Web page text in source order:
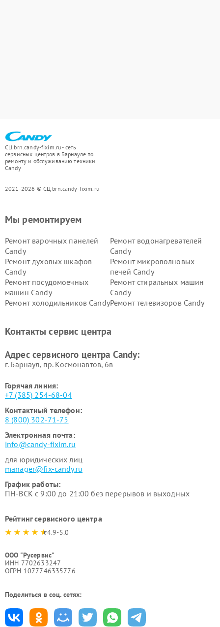
СЦ brn.candy-fixim.ru - сеть
сервисных центров в Барнауле по
ремонту и обслуживанию техники
Candy
2021-2026 © СЦ brn.candy-fixim.ru
Мы ремонтируем
Ремонт варочных панелей
Candy
Ремонт водонагревателей
Candy
Ремонт духовых шкафов
Candy
Ремонт микроволновых
печей Candy
Ремонт посудомоечных
машин Candy
Ремонт стиральных машин
Candy
Ремонт холодильников CandyРемонт телевизоров Candy
Контакты сервис центра
Адрес сервисного центра Candy:
г. Барнаул, ​пр. Космонавтов, 6в
Горячая линия:
+7 (385) 254-68-04
Контактный телефон:
8 (800) 302-71-75
Электронная почта:
info@candy-fixim.ru
для юридических лиц
manager@fix-candy.ru
График работы:
ПН-ВСК с 9:00 до 21:00 без перерывов и выходных
Рейтинг сервисного центра
4.9-5.0
ООО "Русервис"
ИНН 7702633247
ОГРН 1077746335776
Поделиться в соц. сетях: